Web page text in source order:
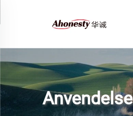
Anvendelse